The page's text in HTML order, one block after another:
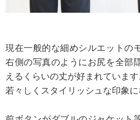
現在一般的な細めシルエットの
右側の写真のようにお尻を全部
えるくらいの丈が好まれています
若々しくスタイリッシュな印象に